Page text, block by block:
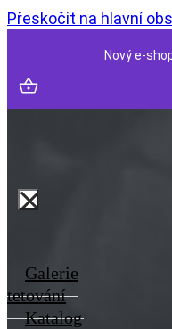
Přeskočit na hlavní
Nový e-
Galerie
tetování
Katalog